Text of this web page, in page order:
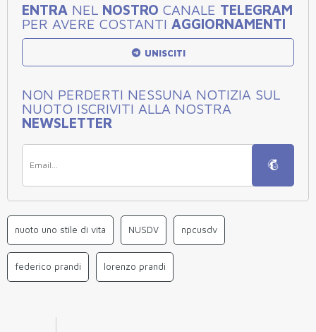
ENTRA NEL NOSTRO CANALE TELEGRAM
PER AVERE COSTANTI AGGIORNAMENTI
UNISCITI
NON PERDERTI NESSUNA NOTIZIA SUL
NUOTO ISCRIVITI ALLA NOSTRA
NEWSLETTER
nuoto uno stile di vita NUSDV npcusdv
federico prandi lorenzo prandi